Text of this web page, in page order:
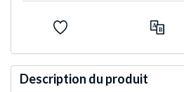
Description du produit